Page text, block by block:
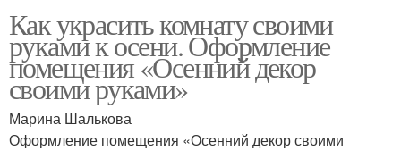
Как украсить комнату своими
руками к осени. Оформление
помещения «Осенний декор
своими руками»
Марина Шалькова
Оформление помещения «Осенний декор своими